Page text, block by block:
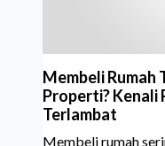
Membeli Rumah
Properti? Kenali
Terlambat
Membeli rumah